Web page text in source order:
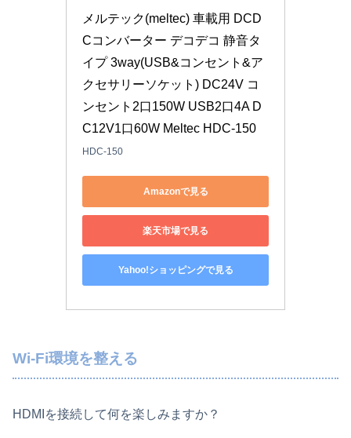
メルテック(meltec) 車載用 DCD
Cコンバーター デコデコ 静音タ
イプ 3way(USB&コンセント&ア
クセサリーソケット) DC24V コ
ンセント2口150W USB2口4A D
C12V1口60W Meltec HDC-150
HDC-150
Amazonで見る
楽天市場で見る
Yahoo!ショッピングで見る
Wi-Fi環境を整える
HDMIを接続して何を楽しみますか？